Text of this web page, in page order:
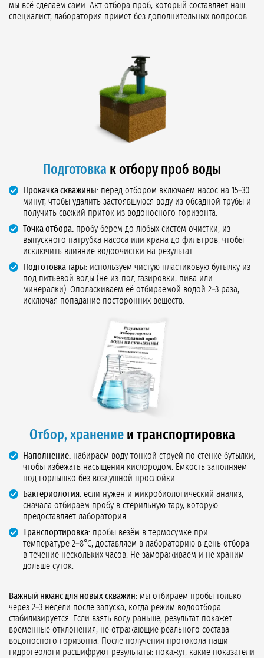
мы всё сделаем сами. Акт отбора проб, который составляет наш
специалист, лаборатория примет без дополнительных вопросов.
Подготовка к отбору проб воды
Прокачка скважины: перед отбором включаем насос на 15–30
минут, чтобы удалить застоявшуюся воду из обсадной трубы и
получить свежий приток из водоносного горизонта.
Точка отбора: пробу берём до любых систем очистки, из
выпускного патрубка насоса или крана до фильтров, чтобы
исключить влияние водоочистки на результат.
Подготовка тары: используем чистую пластиковую бутылку из-
под питьевой воды (не из-под газировки, пива или
минералки). Ополаскиваем её отбираемой водой 2–3 раза,
исключая попадание посторонних веществ.
Отбор, хранениеи транспортировка
Наполнение: набираем воду тонкой струёй по стенке бутылки,
чтобы избежать насыщения кислородом. Ёмкость заполняем
под горлышко без воздушной прослойки.
Бактериология: если нужен и микробиологический анализ,
сначала отбираем пробу в стерильную тару, которую
предоставляет лаборатория.
Транспортировка: пробы везём в термосумке при
температуре 2–8°C, доставляем в лабораторию в день отбора
в течение нескольких часов. Не замораживаем и не храним
дольше суток.
Важный нюанс для новых скважин: мы отбираем пробы только
через 2–3 недели после запуска, когда режим водоотбора
стабилизируется. Если взять воду раньше, результат покажет
временные отклонения, не отражающие реального состава
водоносного горизонта. После получения протокола наши
гидрогеологи расшифруют результаты: покажут, какие показатели